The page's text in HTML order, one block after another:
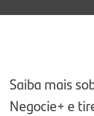
2.
Saiba mais
Negocie+ e